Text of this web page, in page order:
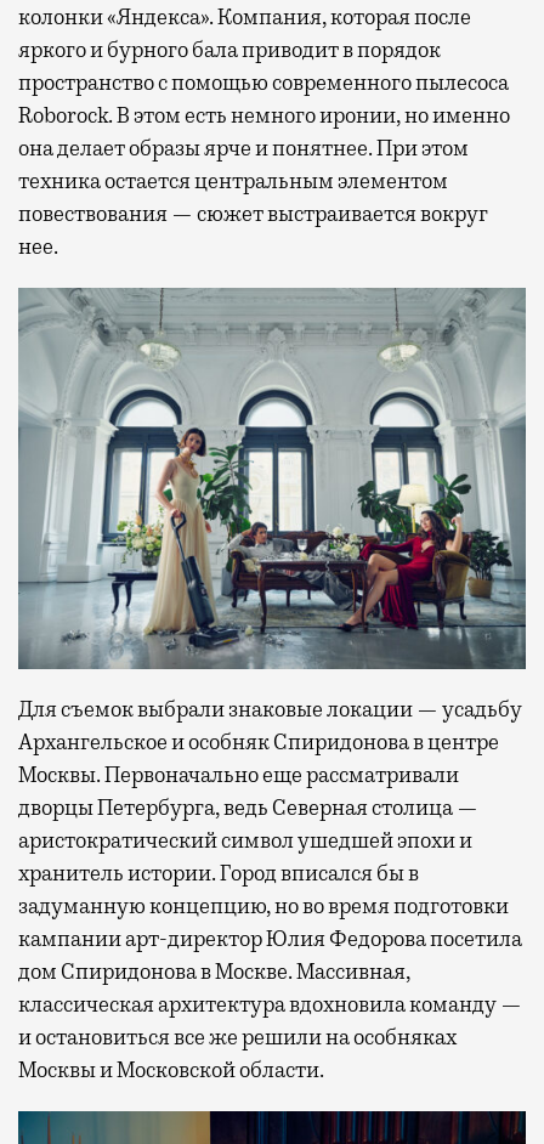
колонки «Яндекса». Компания, которая после
яркого и бурного бала приводит в порядок
пространство с помощью современного пылесоса
Roborock. В этом есть немного иронии, но именно
она делает образы ярче и понятнее. При этом
техника остается центральным элементом
повествования — сюжет выстраивается вокруг
нее.
Для съемок выбрали знаковые локации — усадьбу
Архангельское и особняк Спиридонова в центре
Москвы. Первоначально еще рассматривали
дворцы Петербурга, ведь Северная столица —
аристократический символ ушедшей эпохи и
хранитель истории. Город вписался бы в
задуманную концепцию, но во время подготовки
кампании арт-директор Юлия Федорова посетила
дом Спиридонова в Москве. Массивная,
классическая архитектура вдохновила команду —
и остановиться все же решили на особняках
Москвы и Московской области.